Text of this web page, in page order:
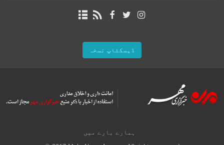
ڈیسکٹاپ نسخہ
ہمارے بارے میں